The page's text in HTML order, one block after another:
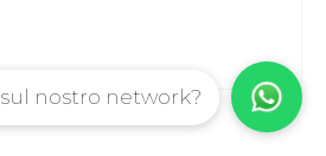
nostro network?